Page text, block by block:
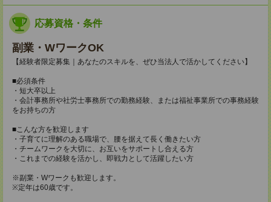
応募資格・条件
副業・WワークOK
【経験者限定募集｜あなたのスキルを、ぜひ当法人で活かしてください】
■必須条件
・短大卒以上
・会計事務所や社労士事務所での勤務経験、または福祉事業所での事務経験
をお持ちの方
■こんな方を歓迎します
・子育てに理解のある職場で、腰を据えて長く働きたい方
・チームワークを大切に、お互いをサポートし合える方
・これまでの経験を活かし、即戦力として活躍したい方
※副業・Wワークも歓迎します。
※定年は60歳です。